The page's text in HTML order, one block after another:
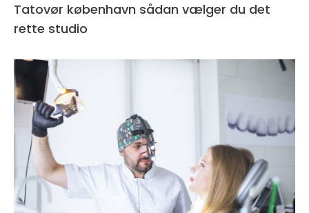
Tatovør københavn sådan vælger du det
rette studio